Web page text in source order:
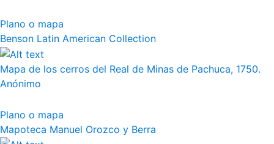
Plano o mapa
Benson Latin American Collection
Mapa de los cerros del Real de Minas de Pachuca, 1750.
Anónimo
Plano o mapa
Mapoteca Manuel Orozco y Berra